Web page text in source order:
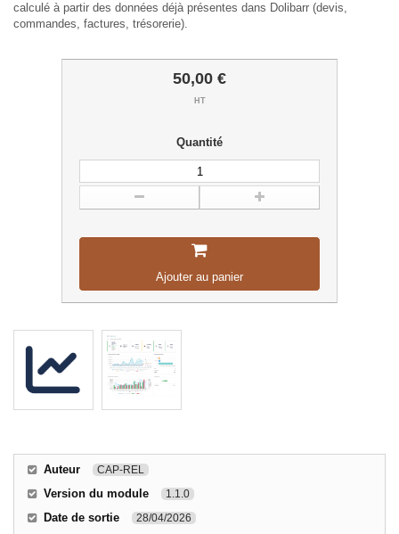
calculé à partir des données déjà présentes dans Dolibarr (devis,
commandes, factures, trésorerie).
50,00 €
HT
Quantité
Ajouter au panier
Auteur CAP-REL
Version du module 1.1.0
Date de sortie 28/04/2026